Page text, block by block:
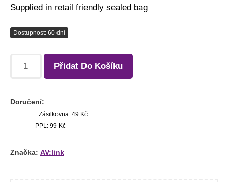
Supplied in retail friendly sealed bag
Dostupnost: 60 dní
Přidat Do Košíku
Doručení:
Zásilkovna: 49 Kč
PPL: 99 Kč
Značka: AV:link